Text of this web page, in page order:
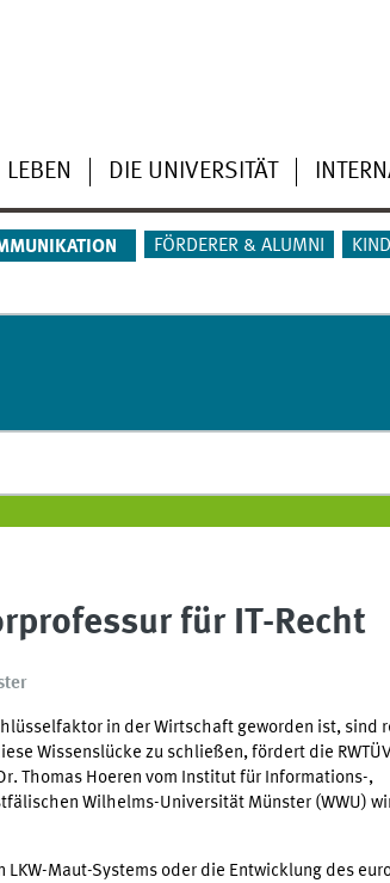
LEBEN DIE UNIVERSITÄT
FÖRDERER & ALUMNI
für IT-Recht
in der Wirtschaft geworden ist, sind
Wissenslücke zu schließen, fördert die
Thomas Hoeren vom Institut für Informations-,
Wilhelms-Universität Münster (WWU)
Maut-Systems oder die Entwicklung des